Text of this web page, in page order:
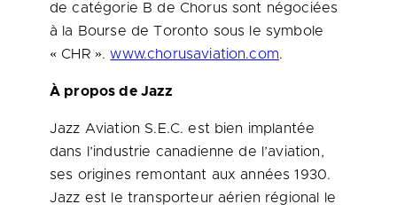
de catégorie B de Chorus sont négociées
à la Bourse deToronto sous le symbole
« CHR ».www.chorusaviation.com.
À propos de Jazz
Jazz Aviation S.E.C. est bien implantée
dans l’industrie canadienne de l’aviation,
ses origines remontant aux années 1930.
Jazz est le transporteur aérien régional le